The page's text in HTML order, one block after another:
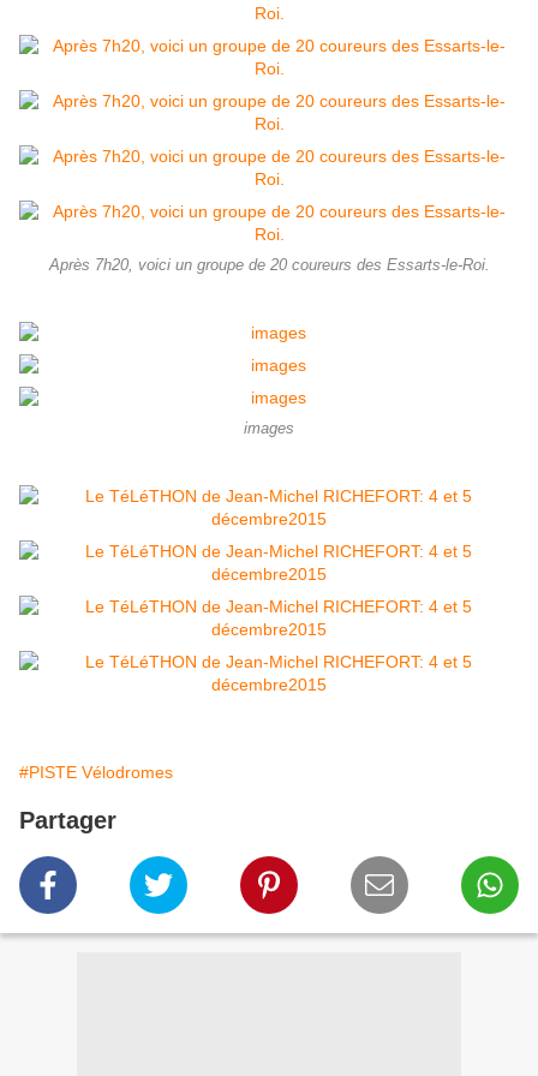
Après 7h20, voici un groupe de 20 coureurs des Essarts-le-Roi.
images
#PISTE Vélodromes
Partager